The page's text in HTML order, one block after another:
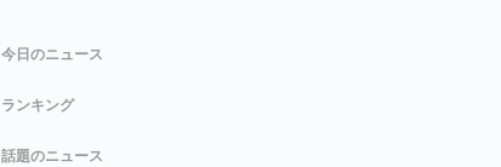
今日のニュース
ランキング
話題のニュース